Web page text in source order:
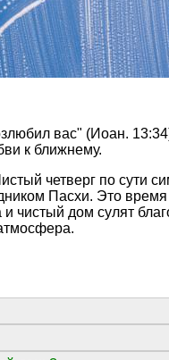
вас" (Иоан.
к ближнему.
четверг по сути
Пасхи. Это
чистый дом сулят